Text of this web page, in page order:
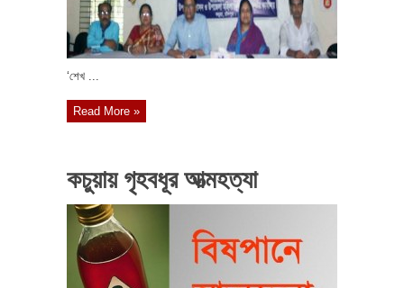
‘শেখ ...
Read More »
কচুয়ায় গৃহবধূর আত্মহত্যা